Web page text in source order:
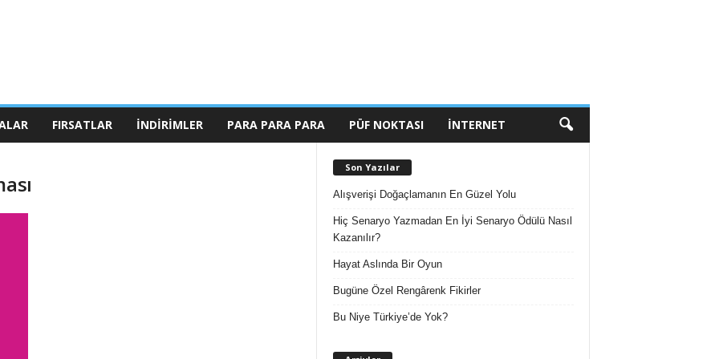
FIRSATLAR İNDIRIMLER PARA PARA PARA PÜF NOKTASI İNTERNET
Son Yazılar
Alışverişi Doğaçlamanın En Güzel Yolu
Hiç Senaryo Yazmadan En İyi Senaryo Ödülü Nasıl
Kazanılır?
Hayat Aslında Bir Oyun
Bugüne Özel Rengârenk Fikirler
Bu Niye Türkiye’de Yok?